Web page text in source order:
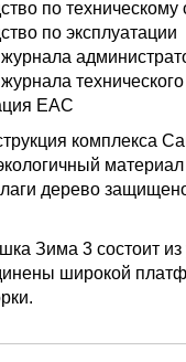
по
по эксплуатации
ЕАС
комплекса
дерево
Зима 3 состоит из
широкой